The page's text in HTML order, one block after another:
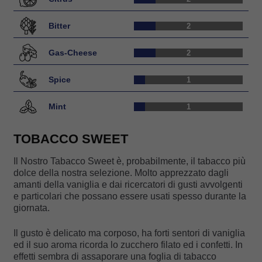
Bitter 2
Gas-Cheese 2
Spice 1
Mint 1
TOBACCO SWEET
Il Nostro Tabacco Sweet è, probabilmente, il tabacco più
dolce della nostra selezione. Molto apprezzato dagli
amanti della vaniglia e dai ricercatori di gusti avvolgenti
e particolari che possano essere usati spesso durante la
giornata.
Il gusto è delicato ma corposo, ha forti sentori di vaniglia
ed il suo aroma ricorda lo zucchero filato ed i confetti. In
effetti sembra di assaporare una foglia di tabacco